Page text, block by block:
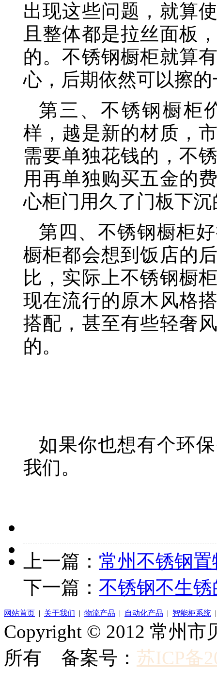
出现这些问题，就算
且整体都是拉丝面板
的。不锈钢橱柜就算
心，后期依然可以擦
第三、不锈钢橱柜
样，越是新的材质，
需要单独花钱的，不
用再单独购买五金的
心柜门用久了门板下
第四、不锈钢橱柜
橱柜都会想到饭店的
比，实际上不锈钢橱
现在流行的原木风格
搭配，甚至有些轻奢
的。
如果你也想有个环
我们。
上一篇： 常州不锈钢
下一篇： 不锈钢不生
网站首页 | 关于我们 | 物流产品 | 自动化产品 | 智能柜系统
Copyright © 2012 常州
所有 备案号： 苏ICP备